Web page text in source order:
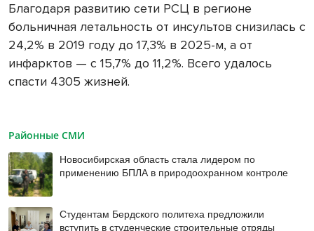
Благодаря развитию сети РСЦ в регионе
больничная летальность от инсультов снизилась с
24,2% в 2019 году до 17,3% в 2025-м, а от
инфарктов — с 15,7% до 11,2%. Всего удалось
спасти 4305 жизней.
Районные СМИ
Новосибирская область стала лидером по
применению БПЛА в природоохранном контроле
Студентам Бердского политеха предложили
вступить в студенческие строительные отряды